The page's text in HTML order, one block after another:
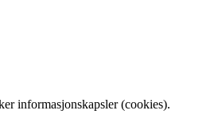
informasjonskapsler (cookies).